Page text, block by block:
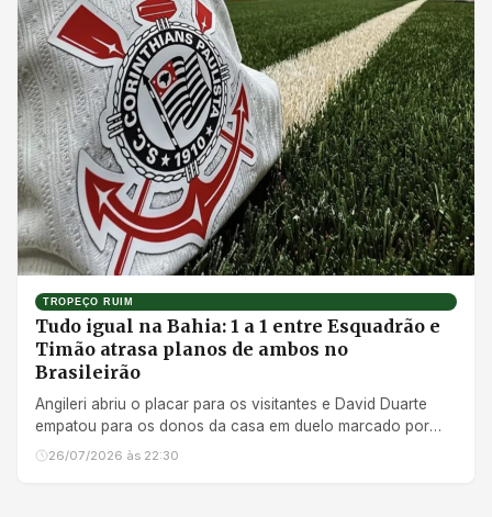
TROPEÇO RUIM
Tudo igual na Bahia: 1 a 1 entre Esquadrão e
Timão atrasa planos de ambos no
Brasileirão
Angileri abriu o placar para os visitantes e David Duarte
empatou para os donos da casa em duelo marcado por
discussões e pressão até o apito final
26/07/2026 às 22:30